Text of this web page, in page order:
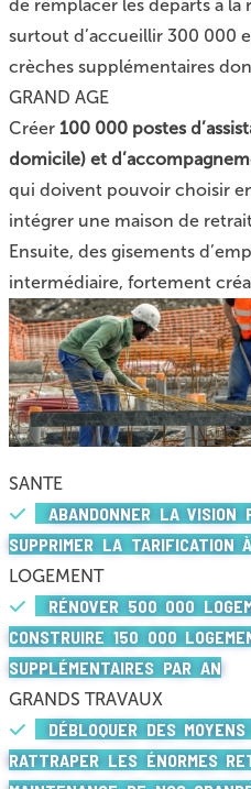
de remplacer les départs à
surtout d’accueillir 300 000
crèches supplémentaires
GRAND AGE
Créer 100 000 postes
domicile) et
qui doivent pouvoir choisir
intégrer une maison de
Ensuite, des gisements
intermédiaire, fortement
SANTE
ABANDONNER LA VISION
SUPPRIMER LA TARIFICATION
LOGEMENT
RÉNOVER 500 000
CONSTRUIRE 150 000
SUPPLÉMENTAIRES PAR AN
GRANDS TRAVAUX
DÉBLOQUER DES
RATTRAPER LES ÉNORMES